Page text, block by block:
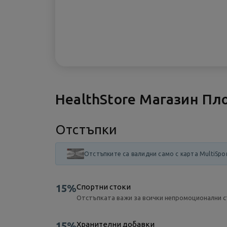
HealthStore Магазин
Отстъпки
Отстъпките са валидни само с карта
15%Спортни стоки
Отстъпката важи за всички непромоционални
Хранителни добавки